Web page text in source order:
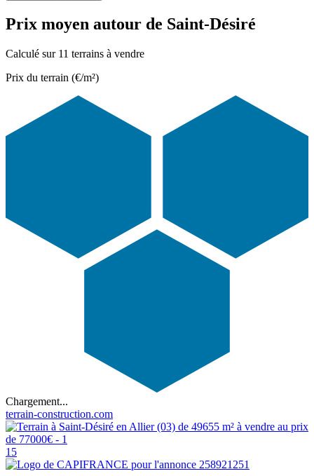
Prix moyen autour de Saint-Désiré
Calculé sur 11 terrains à vendre
Prix du terrain (€/m²)
Chargement...
terrain-construction.com
15